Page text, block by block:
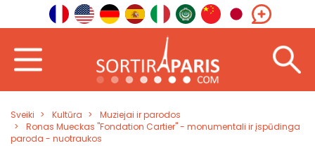
Sveiki Kultūra
Muziejai ir parodos
Ronas Mueckas "Fondation Cartier" - monumentali ir įspūdinga
paroda - nuotraukos